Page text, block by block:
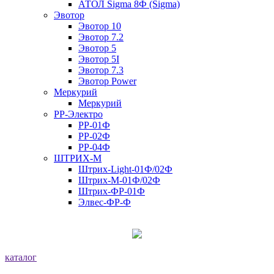
АТОЛ Sigma 8Ф (Sigma)
Эвотор
Эвотор 10
Эвотор 7.2
Эвотор 5
Эвотор 5I
Эвотор 7.3
Эвотор Power
Меркурий
Меркурий
РР-Электро
РР-01Ф
РР-02Ф
РР-04Ф
ШТРИХ-М
Штрих-Light-01Ф/02Ф
Штрих-М-01Ф/02Ф
Штрих-ФР-01Ф
Элвес-ФР-Ф
каталог